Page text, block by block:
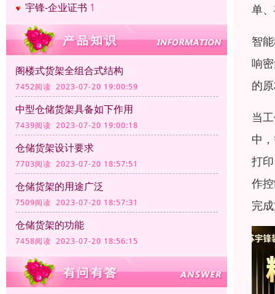
宇锋-企业证书 1
阁楼式货架全组合式结构
7452阅读 2023-07-20 19:00:59
中型仓储货架具备如下作用
7439阅读 2023-07-20 19:00:18
仓储货架设计要求
7703阅读 2023-07-20 18:57:51
仓储货架的用途广泛
7509阅读 2023-07-20 18:57:31
仓储货架的功能
7458阅读 2023-07-20 18:56:15
单
智
响
的
当
中
打
作
完